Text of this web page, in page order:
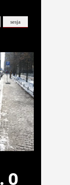
sesja
O